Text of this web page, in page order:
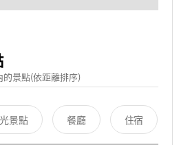
景點(依距離排序)
景點 餐廳 住宿